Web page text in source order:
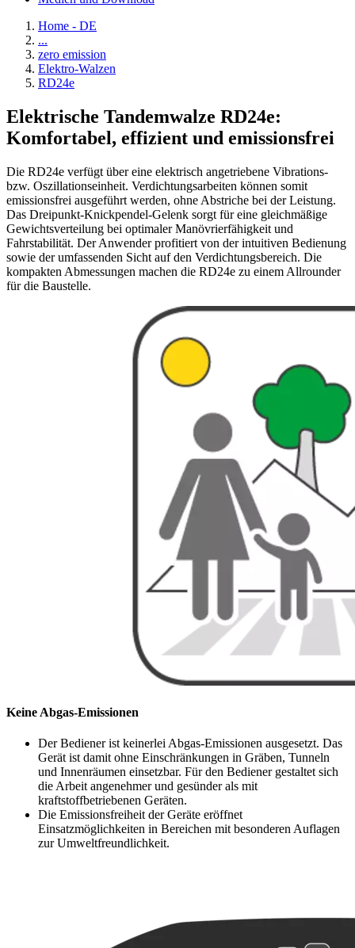
Home - DE
...
zero emission
Elektro-Walzen
RD24e
Elektrische Tandemwalze RD24e:
Komfortabel, effizient und emissionsfrei
Die RD24e verfügt über eine elektrisch angetriebene Vibrations-
bzw. Oszillationseinheit. Verdichtungsarbeiten können somit
emissionsfrei ausgeführt werden, ohne Abstriche bei der Leistung.
Das Dreipunkt-Knickpendel-Gelenk sorgt für eine gleichmäßige
Gewichtsverteilung bei optimaler Manövrierfähigkeit und
Fahrstabilität. Der Anwender profitiert von der intuitiven Bedienung
sowie der umfassenden Sicht auf den Verdichtungsbereich. Die
kompakten Abmessungen machen die RD24e zu einem Allrounder
für die Baustelle.
Keine Abgas-Emissionen
Der Bediener ist keinerlei Abgas-Emissionen ausgesetzt. Das
Gerät ist damit ohne Einschränkungen in Gräben, Tunneln
und Innenräumen einsetzbar. Für den Bediener gestaltet sich
die Arbeit angenehmer und gesünder als mit
kraftstoffbetriebenen Geräten.
Die Emissionsfreiheit der Geräte eröffnet
Einsatzmöglichkeiten in Bereichen mit besonderen Auflagen
zur Umweltfreundlichkeit.